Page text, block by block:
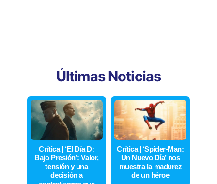
Últimas Noticias
Crítica | ‘El Día D:
Bajo Presión’: Valor,
tensión y una
decisión a
Crítica | ‘Spider-Man:
Un Nuevo Día’ nos
muestra la madurez
de un héroe